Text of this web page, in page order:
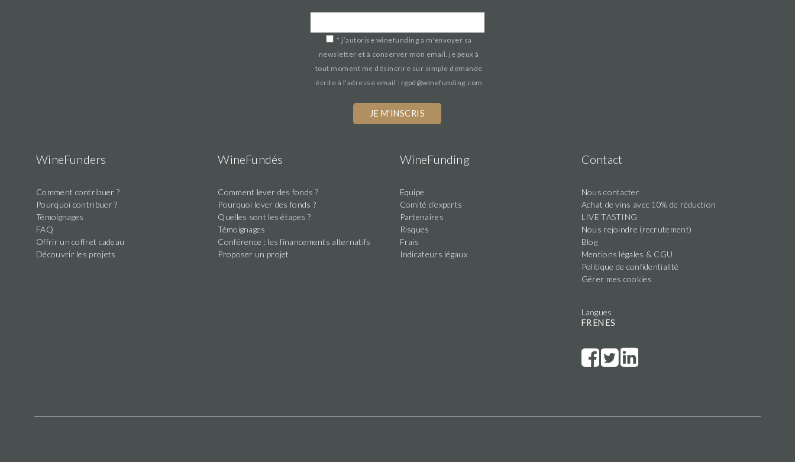
* j’autorise winefunding à m'envoyer sa
newsletter et à conserver mon email. je peux à
tout moment me désincrire sur simple demande
écrite à l'adresse email : rgpd@winefunding.com
this
field
WineFunders
Comment contribuer ?
Pourquoi contribuer ?
Témoignages
FAQ
Offrir un coffret cadeau
Découvrir les projets
WineFundés
Comment lever des fonds ?
Pourquoi lever des fonds ?
Quelles sont les étapes ?
Témoignages
Conférence : les financements alternatifs
Proposer un projet
WineFunding
Equipe
Comité d'experts
Partenaires
Risques
Frais
Indicateurs légaux
Contact
Nous contacter
Achat de vins avec 10% de réduction
LIVE TASTING
Nous rejoindre (recrutement)
Blog
Mentions légales & CGU
Politique de confidentialité
Gérer mes cookies
Langues
FR EN ES